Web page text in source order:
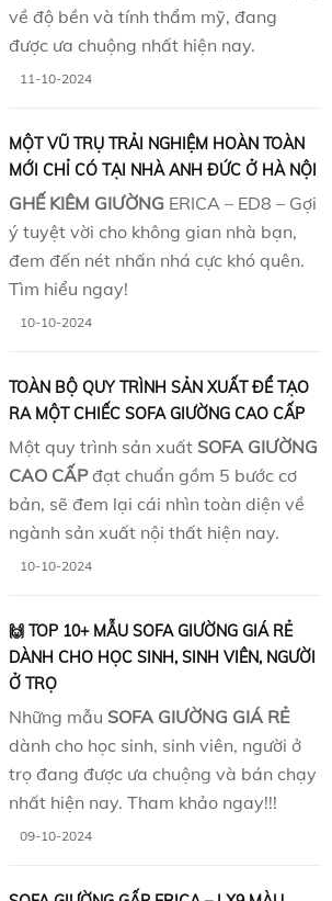
về độ bền và tính thẩm mỹ, đang
được ưa chuộng nhất hiện nay.
11-10-2024
MỘT VŨ TRỤ TRẢI NGHIỆM HOÀN TOÀN
MỚI CHỈ CÓ TẠI NHÀ ANH ĐỨC Ở HÀ NỘI
GHẾ KIÊM GIƯỜNG ERICA – ED8 – Gợi
ý tuyệt vời cho không gian nhà bạn,
đem đến nét nhấn nhá cực khó quên.
Tìm hiểu ngay!
10-10-2024
TOÀN BỘ QUY TRÌNH SẢN XUẤT ĐỂ TẠO
RA MỘT CHIẾC SOFA GIƯỜNG CAO CẤP
Một quy trình sản xuất SOFA GIƯỜNG
CAO CẤPđạt chuẩn gồm 5 bước cơ
bản, sẽ đem lại cái nhìn toàn diện về
ngành sản xuất nội thất hiện nay.
10-10-2024
🙌 TOP 10+ MẪU SOFA GIƯỜNG GIÁ RẺ
DÀNH CHO HỌC SINH, SINH VIÊN, NGƯỜI
Ở TRỌ
Những mẫu SOFA GIƯỜNG GIÁ RẺ
dành cho học sinh, sinh viên, người ở
trọ đang được ưa chuộng và bán chạy
nhất hiện nay. Tham khảo ngay!!!
09-10-2024